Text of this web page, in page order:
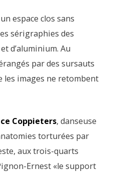
espace clos sans
sérigraphies des
d’aluminium. Au
par des sursauts
les images ne retombent
Coppieters, danseuse
torturées par
aux trois-quarts
Ernest «le support